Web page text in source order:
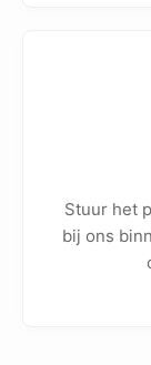
Stuur het
bij ons